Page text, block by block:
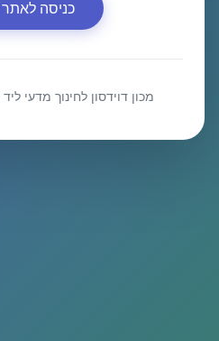
כניסה
מכון דוידסון לחינוך מדעי